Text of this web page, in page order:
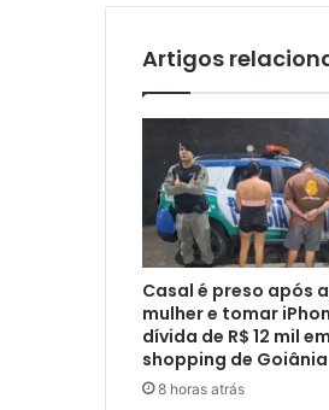
Artigos
Casal é preso após
mulher e tomar
dívida de R$ 12 mil em
shopping de Goiânia
8 horas atrás